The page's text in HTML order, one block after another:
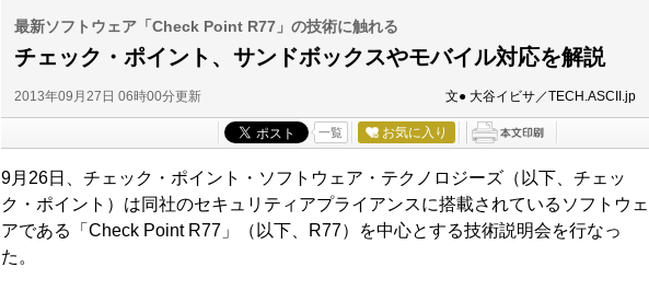
最新ソフトウェア「Check Point R77」の技術に触れる
チェック・ポイント、サンドボックスやモバイル対応を解説
2013年09月27日 06時00分更新 文● 大谷イビサ／TECH.ASCII.jp
一覧 お気に入り
9月26日、チェック・ポイント・ソフトウェア・テクノロジーズ（以下、チェッ
ク・ポイント）は同社のセキュリティアプライアンスに搭載されているソフトウェ
アである「Check Point R77」（以下、R77）を中心とする技術説明会を行なっ
た。